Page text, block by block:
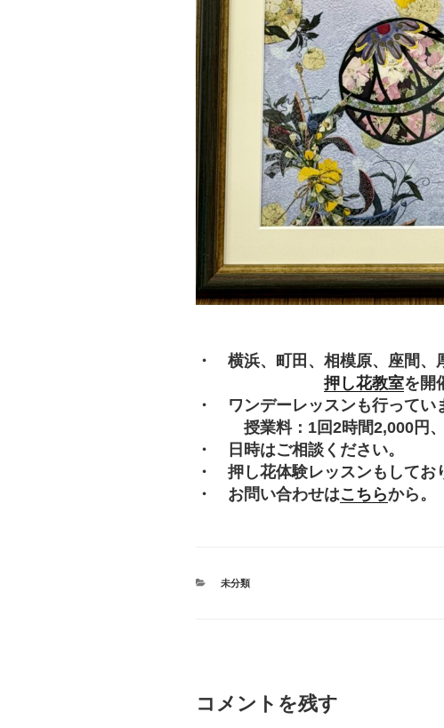
・ 横浜、町田、相模原、座間、
押し花教室を開
・ ワンデーレッスンも行ってい
授業料：1回2時間2,000円、
・ 日時はご相談ください。
・ 押し花体験レッスンもしてお
・ お問い合わせはこちらから。
カ
未分類
コメントを残す